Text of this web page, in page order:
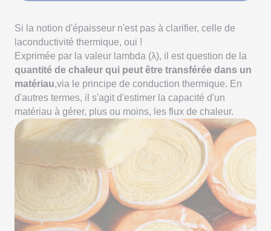
Si la notion d'épaisseur n'est pas à clarifier, celle de
laconductivité thermique, oui !
Exprimée par la valeur lambda (λ), il est question de la
quantité de chaleur qui peut être transférée dans un
matériau,via le principe de conduction thermique. En
d'autres termes, il s'agit d'estimer la capacité d'un
matériau à gérer, plus ou moins, les flux de chaleur.